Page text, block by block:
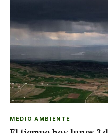
MEDIO AMBIENTE